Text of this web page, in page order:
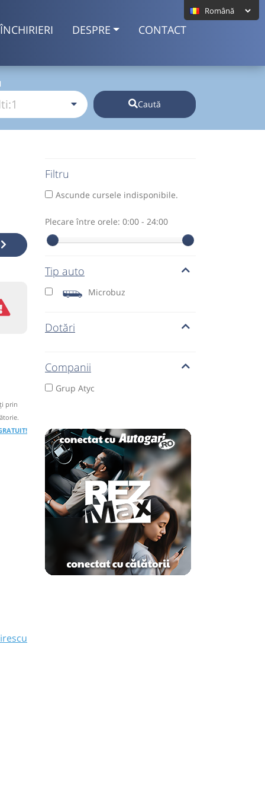
ÎNCHIRIERI DESPRE CONTACT
Caută
Filtru
Ascunde cursele indisponibile.
Plecare între orele: 0:00 - 24:00
Tip auto
Microbuz
Dotări
Companii
Grup Atyc
prin